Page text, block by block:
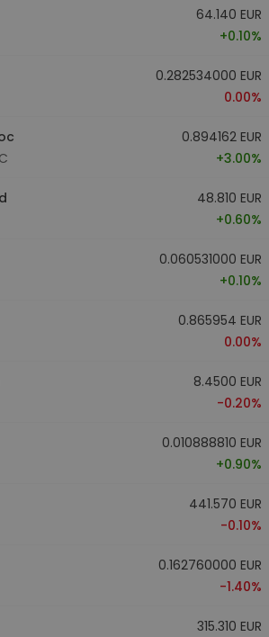
64.140 EUR
+0.10%
0.282534000 EUR
0.00%
0.894162 EUR
+3.00%
48.810 EUR
+0.60%
0.060531000 EUR
+0.10%
0.865954 EUR
0.00%
8.4500 EUR
-0.20%
0.010888810 EUR
+0.90%
441.570 EUR
-0.10%
0.162760000 EUR
-1.40%
315.310 EUR